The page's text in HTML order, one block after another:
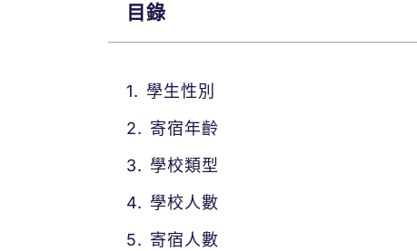
目錄
學生性別
寄宿年齡
學校類型
學校人數
寄宿人數